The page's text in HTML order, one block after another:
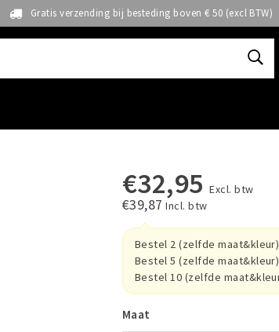
Gratis verzending bij besteding boven € 50 (excl BTW)
€32,95 Excl. btw
€39,87 Incl. btw
Bestel 2 (zelfde
Bestel 5 (zelfde
Bestel 10 (zelfde
Maat